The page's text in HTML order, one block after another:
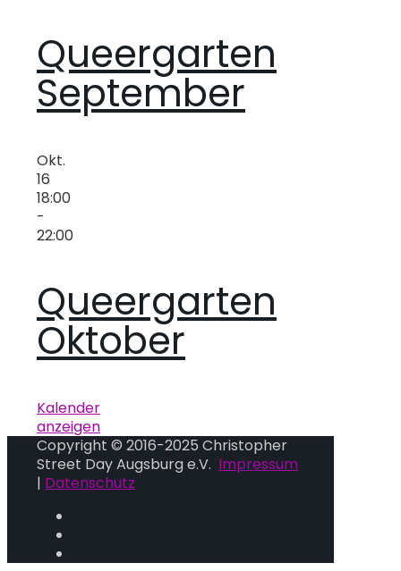
Queergarten
September
Okt.
16
18:00
-
22:00
Queergarten
Oktober
Kalender
anzeigen
Copyright © 2016-2025 Christopher
Street Day Augsburg e.V. Impressum
| Datenschutz